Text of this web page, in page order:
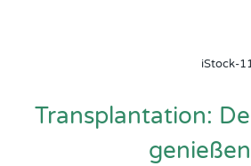
iStock-
Transplantation:
genießen